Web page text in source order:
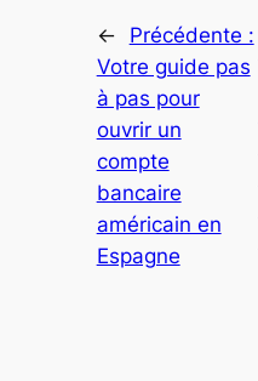
←
Précédente :
Votre guide pas
à pas pour
ouvrir un
compte
bancaire
américain en
Espagne